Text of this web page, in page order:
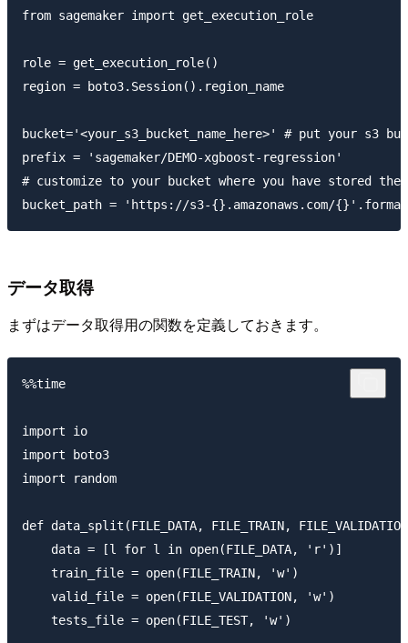
from sagemaker import get_execution_role
role = get_execution_role()
region = boto3.Session().region_name
bucket='<your_s3_bucket_name_here>' # put your s3
prefix = 'sagemaker/DEMO-xgboost-regression'
# customize to your bucket where you have stored the
データ取得
まずはデータ取得用の関数を定義しておきます。
%%time
import io
import boto3
import random
def data_split(FILE_DATA, FILE_TRAIN, FILE_VALIDATION,
    data = [l for l in open(FILE_DATA, 'r')]
    train_file = open(FILE_TRAIN, 'w')
    valid_file = open(FILE_VALIDATION, 'w')
    tests_file = open(FILE_TEST, 'w')